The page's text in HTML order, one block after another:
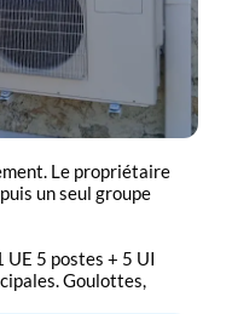
Le propriétaire
un seul groupe
5 postes + 5 UI
Goulottes,